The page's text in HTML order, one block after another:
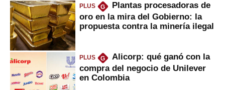
PLUS G
Plantas procesadoras de
oro en la mira del Gobierno: la
propuesta contra la minería ilegal
PLUS G
Alicorp: qué ganó con la
compra del negocio de Unilever
en Colombia